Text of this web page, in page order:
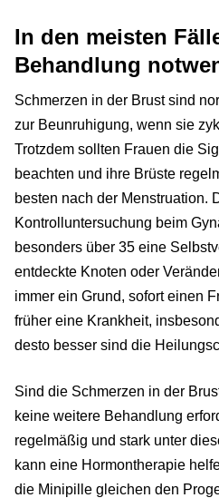
In den meisten
Behandlung
Schmerzen in der Brust sind
zur Beunruhigung, wenn sie
Trotzdem sollten Frauen die
beachten und ihre Brüste
besten nach der Menstruation.
Kontrolluntersuchung beim
besonders über 35 eine
entdeckte Knoten oder
immer ein Grund, sofort einen
früher eine Krankheit,
desto besser sind die
Sind die Schmerzen in der
keine weitere Behandlung
regelmäßig und stark unter
kann eine Hormontherapie
die Minipille gleichen den